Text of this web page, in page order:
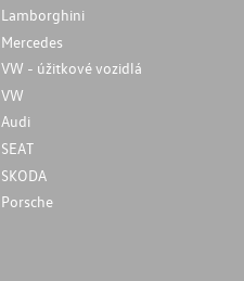
Lamborghini
Mercedes
VW - úžitkové vozidlá
VW
Audi
SEAT
SKODA
Porsche